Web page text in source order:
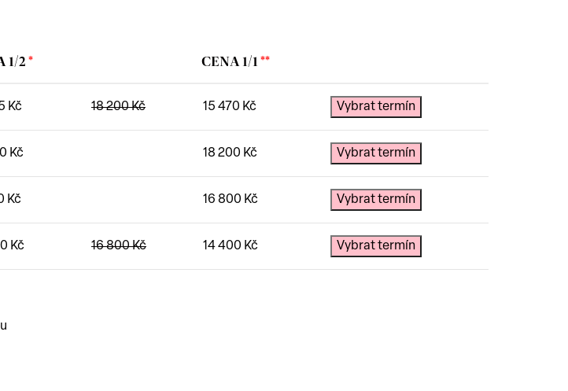
1/2* CENA 1/1**
Kč 18 200Kč 15 470 Kč Vybrat termín
Kč 18 200 Kč Vybrat termín
Kč 16 800 Kč Vybrat termín
Kč 16 800Kč 14 400 Kč Vybrat termín